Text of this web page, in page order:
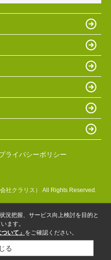
ライバシーポリシー
社クラリス） All Rights Reserved.
況把握、サービス向上検討を目的と
ます。
いて」 をご確認ください。
る